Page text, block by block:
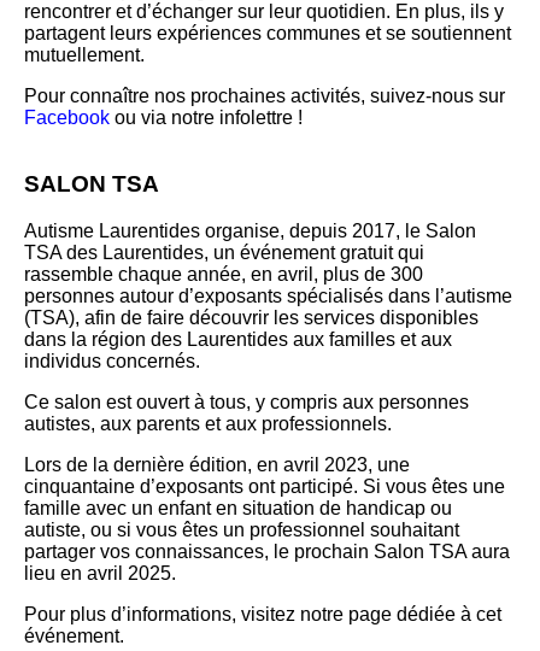
rencontrer et d’échanger sur leur quotidien. En plus, ils y
partagent leurs expériences communes et se soutiennent
mutuellement.
Pour connaître nos prochaines activités, suivez-nous sur
Facebook ou via notre infolettre !
SALON TSA
Autisme Laurentides organise, depuis 2017, le Salon
TSA des Laurentides, un événement gratuit qui
rassemble chaque année, en avril, plus de 300
personnes autour d’exposants spécialisés dans l’autisme
(TSA), afin de faire découvrir les services disponibles
dans la région des Laurentides aux familles et aux
individus concernés.
Ce salon est ouvert à tous, y compris aux personnes
autistes, aux parents et aux professionnels.
Lors de la dernière édition, en avril 2023, une
cinquantaine d’exposants ont participé. Si vous êtes une
famille avec un enfant en situation de handicap ou
autiste, ou si vous êtes un professionnel souhaitant
partager vos connaissances, le prochain Salon TSA aura
lieu en avril 2025.
Pour plus d’informations, visitez notre page dédiée à cet
événement.